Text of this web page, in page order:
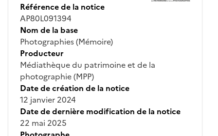
Référence de la notice
AP80L091394
Nom de la base
Photographies (Mémoire)
Producteur
Médiathèque du patrimoine et de la
photographie (MPP)
Date de création de la notice
12 janvier 2024
Date de dernière modification de la notice
22 mai 2025